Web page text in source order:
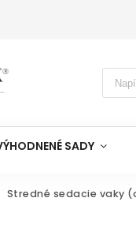
SADY
Stredné sedacie vaky